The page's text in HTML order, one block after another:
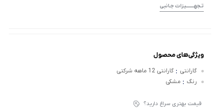
تـجهــــــــیزات جـانبی
ویژگی‌های محصول
گارانتی : گارانتی 12 ماهه شرکتی
رنگ : مشکی
قیمت بهتری سراغ دارید؟